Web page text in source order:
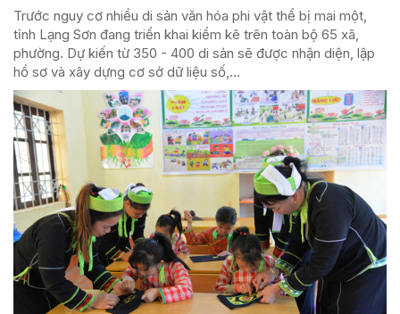
Trước nguy cơ nhiều di sản văn hóa phi vật thể bị mai một,
tỉnh Lạng Sơn đang triển khai kiểm kê trên toàn bộ 65 xã,
phường. Dự kiến từ 350 - 400 di sản sẽ được nhận diện, lập
hồ sơ và xây dựng cơ sở dữ liệu số,...